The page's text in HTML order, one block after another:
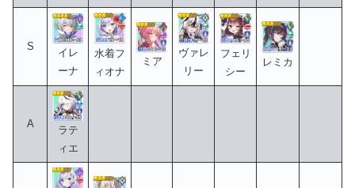
S
イレ
ーナ
水着フ
ィオナ
ミア
ヴァレ
リー
フェリ
シー
レミカ
A
ラテ
ィエ